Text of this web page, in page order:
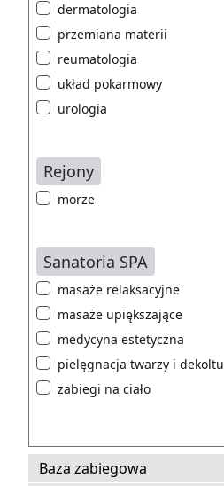
dermatologia
przemiana materii
reumatologia
układ pokarmowy
urologia
Rejony
morze
Sanatoria SPA
masaże relaksacyjne
masaże upiększające
medycyna estetyczna
pielęgnacja twarzy i dekoltu
zabiegi na ciało
Baza zabiegowa